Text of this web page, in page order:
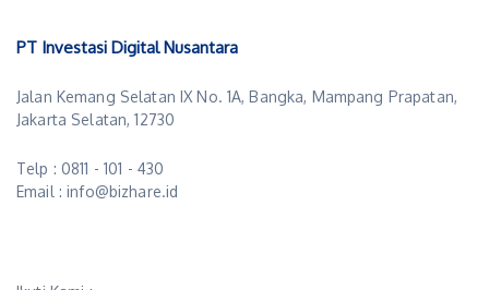
PT Investasi Digital Nusantara
Jalan Kemang Selatan IX No. 1A, Bangka, Mampang Prapatan,
Jakarta Selatan, 12730
Telp : 0811 - 101 - 430
Email : info@bizhare.id